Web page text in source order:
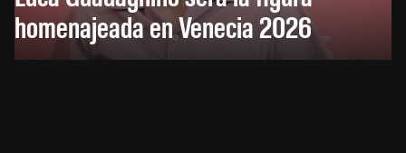
homenajeada en Venecia 2026